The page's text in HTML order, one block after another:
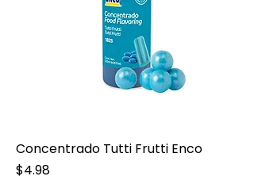
Concentrado Tutti Frutti Enco
Precio
$4.98